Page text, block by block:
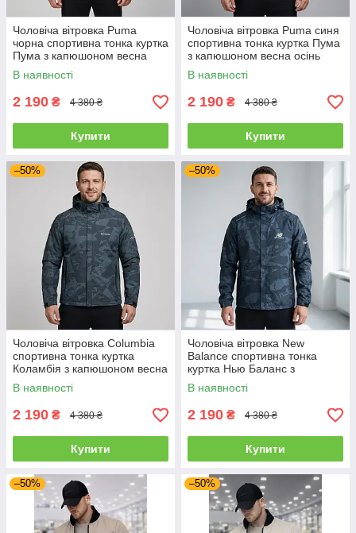
Чоловіча вітровка Puma
чорна спортивна тонка куртка
Пума з капюшоном весна
осінь
В наявності
2 190 ₴ 4 380 ₴
Купити
Чоловіча вітровка Puma синя
спортивна тонка куртка Пума
з капюшоном весна осінь
В наявності
2 190 ₴ 4 380 ₴
Купити
–50%
Чоловіча вітровка Columbia
спортивна тонка куртка
Коламбія з капюшоном весна
осінь
В наявності
2 190 ₴ 4 380 ₴
Купити
–50%
Чоловіча вітровка New
Balance спортивна тонка
куртка Нью Баланс з
капюшоном весна осінь
В наявності
2 190 ₴ 4 380 ₴
Купити
–50% –50%